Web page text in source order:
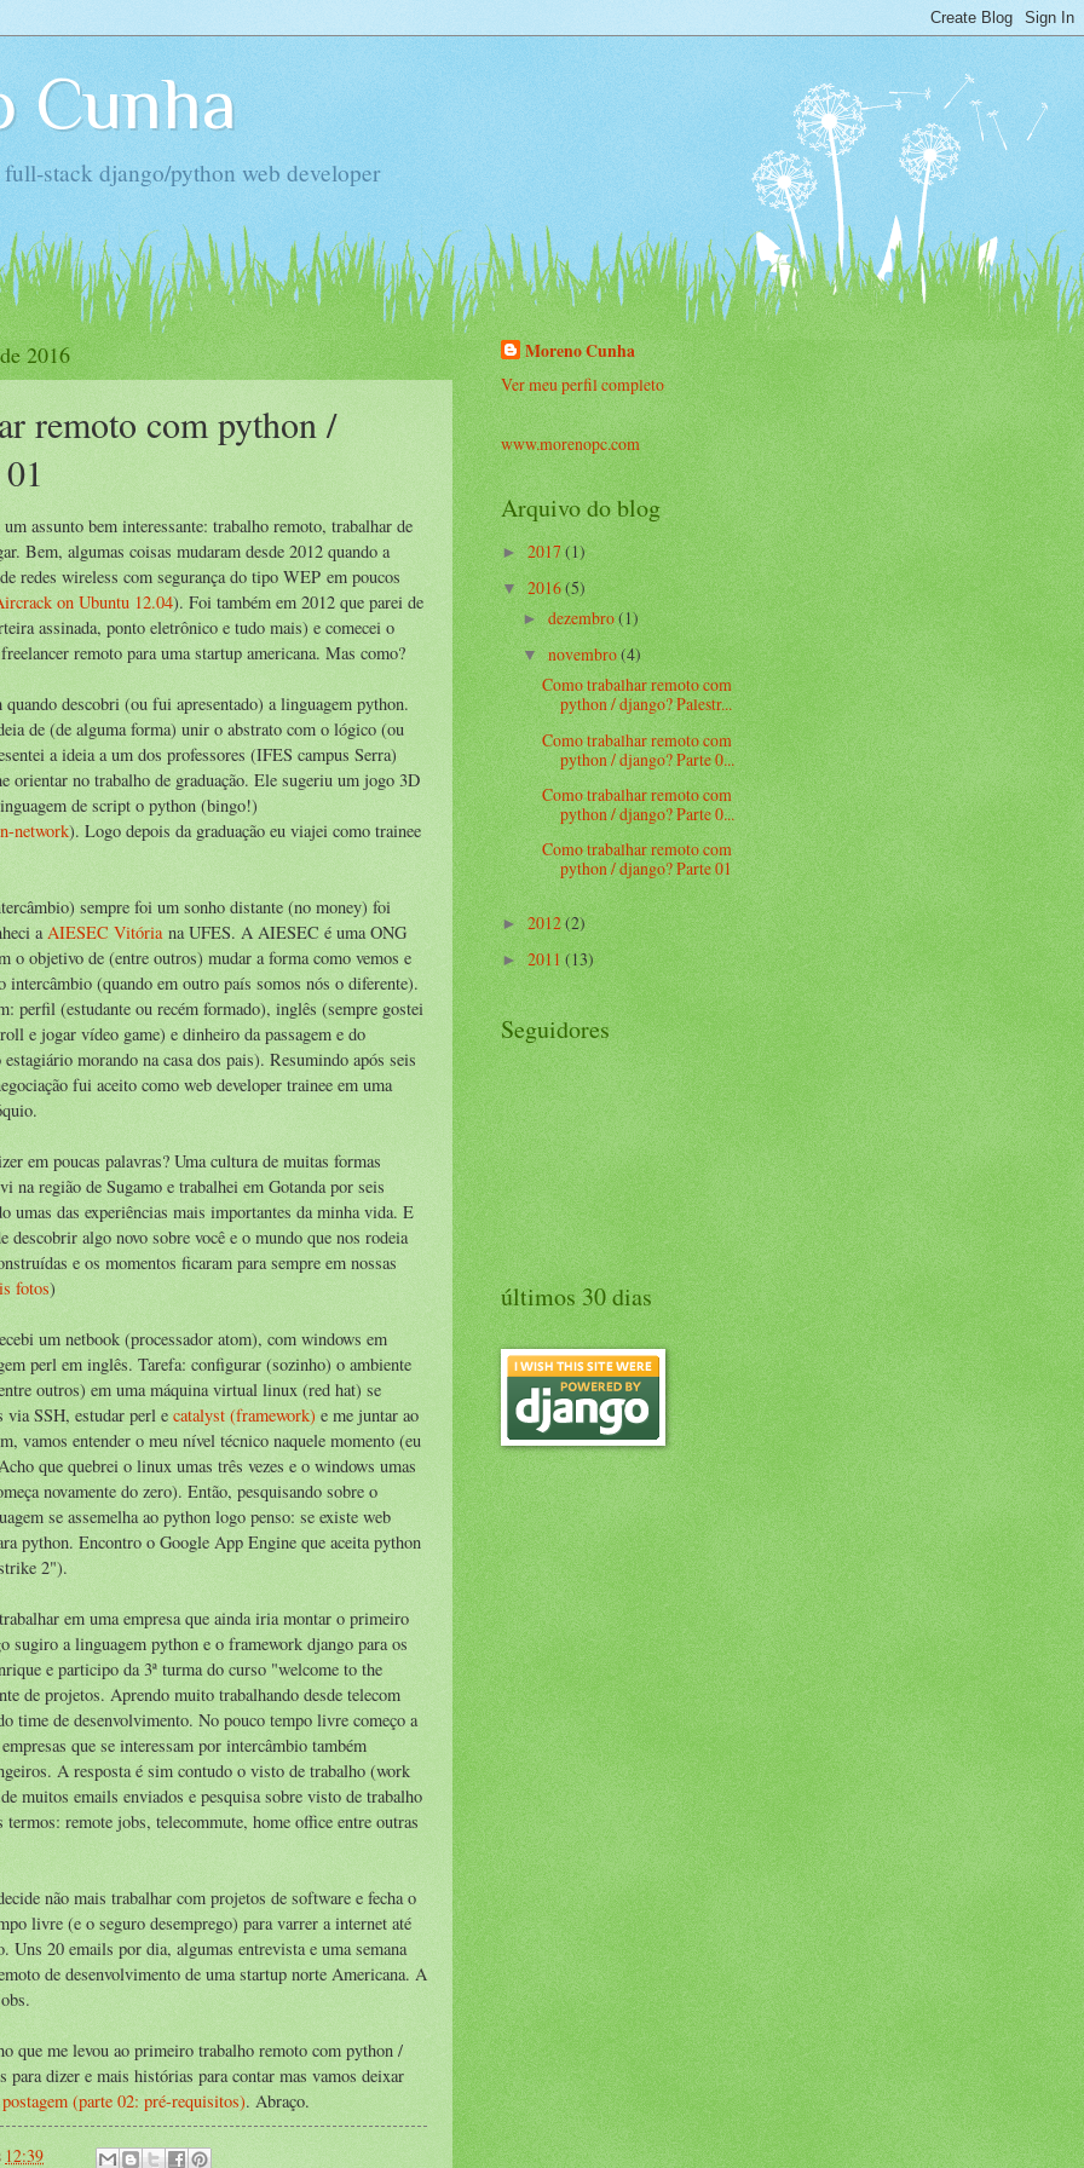
Cunha
stack django/python web developer
2016
remoto com python /
assunto bem interessante: trabalho remoto, trabalhar de
Bem, algumas coisas mudaram desde 2012 quando a
redes wireless com segurança do tipo WEP em poucos
on Ubuntu 12.04). Foi também em 2012 que parei de
assinada, ponto eletrônico e tudo mais) e comecei o
remoto para uma startup americana. Mas como?
descobri (ou fui apresentado) a linguagem python.
de (de alguma forma) unir o abstrato com o lógico (ou
a ideia a um dos professores (IFES campus Serra)
orientar no trabalho de graduação. Ele sugeriu um jogo 3D
de script o python (bingo!)
network). Logo depois da graduação eu viajei como trainee
sempre foi um sonho distante (no money) foi
a AIESEC Vitória na UFES. A AIESEC é uma ONG
o objetivo de (entre outros) mudar a forma como vemos e
intercâmbio (quando em outro país somos nós o diferente).
perfil (estudante ou recém formado), inglês (sempre gostei
e jogar vídeo game) e dinheiro da passagem e do
morando na casa dos pais). Resumindo após seis
fui aceito como web developer trainee em uma
em poucas palavras? Uma cultura de muitas formas
na região de Sugamo e trabalhei em Gotanda por seis
umas das experiências mais importantes da minha vida. E
descobrir algo novo sobre você e o mundo que nos rodeia
e os momentos ficaram para sempre em nossas
fotos)
um netbook (processador atom), com windows em
perl em inglês. Tarefa: configurar (sozinho) o ambiente
outros) em uma máquina virtual linux (red hat) se
via SSH, estudar perl e catalyst (framework) e me juntar ao
vamos entender o meu nível técnico naquele momento (eu
que quebrei o linux umas três vezes e o windows umas
novamente do zero). Então, pesquisando sobre o
se assemelha ao python logo penso: se existe web
python. Encontro o Google App Engine que aceita python
2").
em uma empresa que ainda iria montar o primeiro
sugiro a linguagem python e o framework django para os
e participo da 3ª turma do curso "welcome to the
de projetos. Aprendo muito trabalhando desde telecom
time de desenvolvimento. No pouco tempo livre começo a
que se interessam por intercâmbio também
A resposta é sim contudo o visto de trabalho (work
muitos emails enviados e pesquisa sobre visto de trabalho
termos: remote jobs, telecommute, home office entre outras
não mais trabalhar com projetos de software e fecha o
livre (e o seguro desemprego) para varrer a internet até
Uns 20 emails por dia, algumas entrevista e uma semana
de desenvolvimento de uma startup norte Americana. A
que me levou ao primeiro trabalho remoto com python /
para dizer e mais histórias para contar mas vamos deixar
(parte 02: pré-requisitos). Abraço.
12:39
Moreno Cunha
Ver meu perfil completo
www.morenopc.com
Arquivo do blog
►2017(1)
▼2016(5)
►dezembro(1)
▼novembro(4)
Como trabalhar remoto com
python / django? Palestr...
Como trabalhar remoto com
python / django? Parte 0...
Como trabalhar remoto com
python / django? Parte 0...
Como trabalhar remoto com
python / django? Parte 01
►2012(2)
►2011(13)
Seguidores
últimos 30 dias